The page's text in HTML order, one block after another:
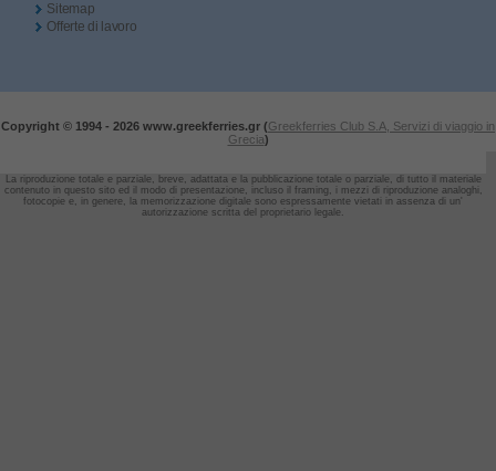
Sitemap
Offerte di lavoro
Copyright © 1994 - 2026 www.greekferries.gr (Greekferries Club S.A, Servizi di viaggio in
Grecia)
La riproduzione totale e parziale, breve, adattata e la pubblicazione totale o parziale, di tutto il materiale
contenuto in questo sito ed il modo di presentazione, incluso il framing,
i mezzi di riproduzione analoghi,
fotocopie e, in genere, la memorizzazione digitale sono espressamente vietati in assenza di un'
autorizzazione scritta del proprietario legale.